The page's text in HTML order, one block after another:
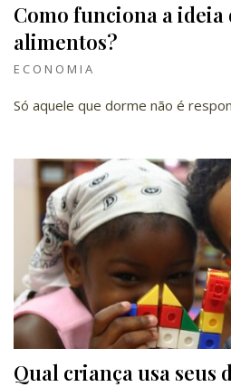
Como funciona a ideia
alimentos?
ECONOMIA
Só aquele que dorme não é
Qual criança usa seus